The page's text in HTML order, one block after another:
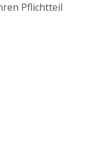
Pflichtteil